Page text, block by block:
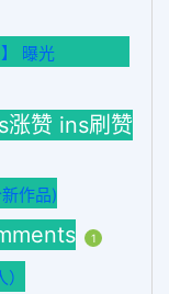
曝光
涨赞 ins刷赞
作品)
1